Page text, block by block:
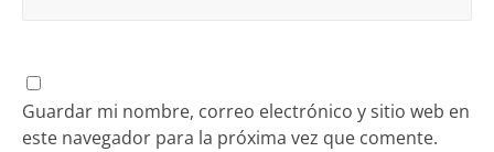
Guardar mi nombre, correo electrónico y sitio web en
este navegador para la próxima vez que comente.